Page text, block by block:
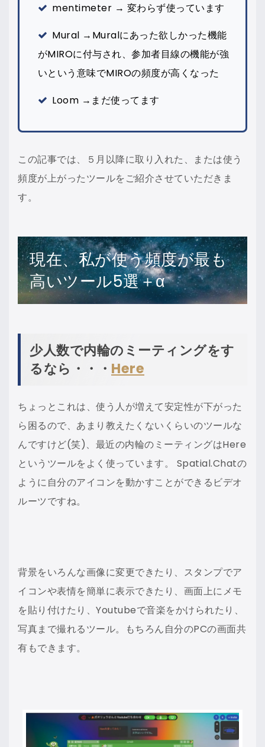
mentimeter → 変わらず使っています
Mural →Muralにあった欲しかった機能
がMIROに付与され、参加者目線の機能が強
いという意味でMIROの頻度が高くなった
Loom →まだ使ってます
この記事では、５月以降に取り入れた、または使う
頻度が上がったツールをご紹介させていただきま
す。
現在、私が使う頻度が最も
高いツール5選＋α
少人数で内輪のミーティングをす
るなら・・・ Here
ちょっとこれは、使う人が増えて安定性が下がった
ら困るので、あまり教えたくないくらいのツールな
んですけど(笑)、最近の内輪のミーティングはHere
というツールをよく使っています。 Spatial.Chatの
ように自分のアイコンを動かすことができるビデオ
ルーツですね。
背景をいろんな画像に変更できたり、スタンプでア
イコンや表情を簡単に表示できたり、画面上にメモ
を貼り付けたり、Youtubeで音楽をかけられたり、
写真まで撮れるツール。もちろん自分のPCの画面共
有もできます。